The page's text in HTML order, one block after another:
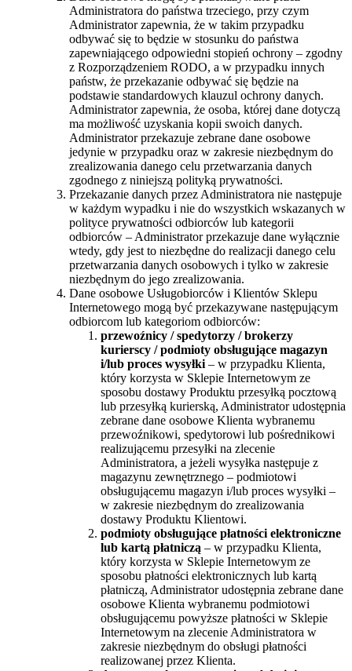
Administratora do państwa trzeciego, przy czym
Administrator zapewnia, że w takim przypadku
odbywać się to będzie w stosunku do państwa
zapewniającego odpowiedni stopień ochrony – zgodny
z Rozporządzeniem RODO, a w przypadku innych
państw, że przekazanie odbywać się będzie na
podstawie standardowych klauzul ochrony danych.
Administrator zapewnia, że osoba, której dane dotyczą
ma możliwość uzyskania kopii swoich danych.
Administrator przekazuje zebrane dane osobowe
jedynie w przypadku oraz w zakresie niezbędnym do
zrealizowania danego celu przetwarzania danych
zgodnego z niniejszą polityką prywatności.
Przekazanie danych przez Administratora nie następuje
w każdym wypadku i nie do wszystkich wskazanych w
polityce prywatności odbiorców lub kategorii
odbiorców – Administrator przekazuje dane wyłącznie
wtedy, gdy jest to niezbędne do realizacji danego celu
przetwarzania danych osobowych i tylko w zakresie
niezbędnym do jego zrealizowania.
Dane osobowe Usługobiorców i Klientów Sklepu
Internetowego mogą być przekazywane następującym
odbiorcom lub kategoriom odbiorców:
przewoźnicy / spedytorzy / brokerzy
kurierscy / podmioty obsługujące magazyn
i/lub proces wysyłki – w przypadku Klienta,
który korzysta w Sklepie Internetowym ze
sposobu dostawy Produktu przesyłką pocztową
lub przesyłką kurierską, Administrator udostępnia
zebrane dane osobowe Klienta wybranemu
przewoźnikowi, spedytorowi lub pośrednikowi
realizującemu przesyłki na zlecenie
Administratora, a jeżeli wysyłka następuje z
magazynu zewnętrznego – podmiotowi
obsługującemu magazyn i/lub proces wysyłki –
w zakresie niezbędnym do zrealizowania
dostawy Produktu Klientowi.
podmioty obsługujące płatności elektroniczne
lub kartą płatniczą – w przypadku Klienta,
który korzysta w Sklepie Internetowym ze
sposobu płatności elektronicznych lub kartą
płatniczą, Administrator udostępnia zebrane dane
osobowe Klienta wybranemu podmiotowi
obsługującemu powyższe płatności w Sklepie
Internetowym na zlecenie Administratora w
zakresie niezbędnym do obsługi płatności
realizowanej przez Klienta.